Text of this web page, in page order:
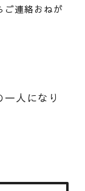
ご連絡おねが
人になり